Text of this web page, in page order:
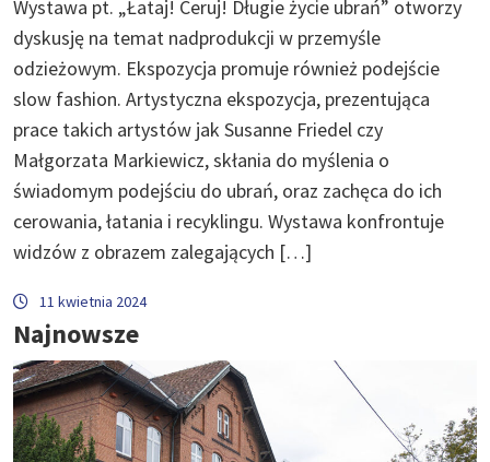
Wystawa pt. „Łataj! Ceruj! Długie życie ubrań” otworzy
dyskusję na temat nadprodukcji w przemyśle
odzieżowym. Ekspozycja promuje również podejście
slow fashion. Artystyczna ekspozycja, prezentująca
prace takich artystów jak Susanne Friedel czy
Małgorzata Markiewicz, skłania do myślenia o
świadomym podejściu do ubrań, oraz zachęca do ich
cerowania, łatania i recyklingu. Wystawa konfrontuje
widzów z obrazem zalegających […]
11 kwietnia 2024
Najnowsze